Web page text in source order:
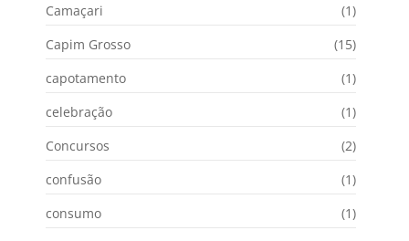
Camaçari
(1)
Capim Grosso
(15)
capotamento
(1)
celebração
(1)
Concursos
(2)
confusão
(1)
consumo
(1)